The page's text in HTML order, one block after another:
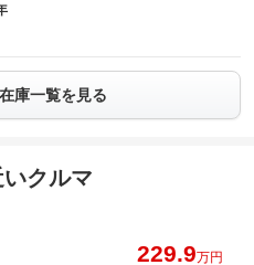
庫一覧を見る
クルマ
229.9万円